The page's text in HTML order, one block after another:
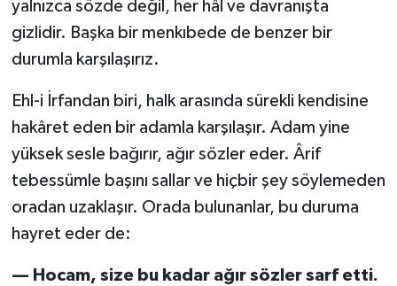
yalnızca sözde değil, her hâl ve davranışta
gizlidir. Başka bir menkıbede de benzer bir
durumla karşılaşırız.
Ehl-i İrfandan biri, halk arasında sürekli kendisine
hakâret eden bir adamla karşılaşır. Adam yine
yüksek sesle bağırır, ağır sözler eder. Ârif
tebessümle başını sallar ve hiçbir şey söylemeden
oradan uzaklaşır. Orada bulunanlar, bu duruma
hayret eder de:
— Hocam, size bu kadar ağır sözler sarf etti.